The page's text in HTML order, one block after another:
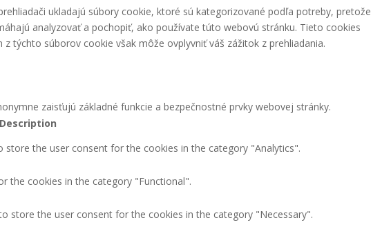
ukladajú súbory cookie, ktoré sú kategorizované podľa potreby, pretože
analyzovať a pochopiť, ako používate túto webovú stránku. Tieto cookies
týchto súborov cookie však môže ovplyvniť váš zážitok z prehliadania.
zaisťujú základné funkcie a bezpečnostné prvky webovej stránky.
Description
store the user consent for the cookies in the category "Analytics".
the cookies in the category "Functional".
store the user consent for the cookies in the category "Necessary".